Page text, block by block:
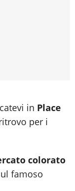
in Place
per i
colorato
famoso